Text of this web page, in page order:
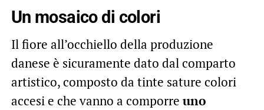
Un mosaico di colori
Il fiore all’occhiello della produzione
danese è sicuramente dato dal comparto
artistico, composto da tinte sature colori
accesi e che vanno a comporre uno